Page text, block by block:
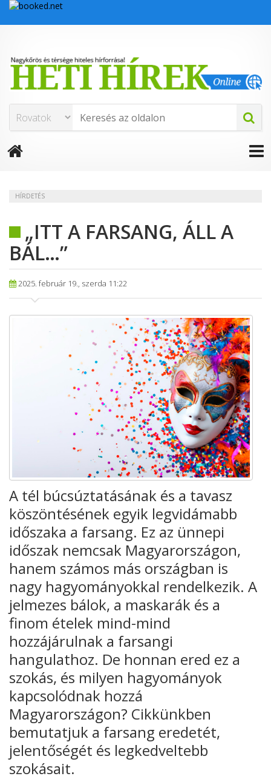
HÍRDETÉS
„ITT A FARSANG, ÁLL A
BÁL…”
2025. február 19., szerda 11:22
A tél búcsúztatásának és a tavasz
köszöntésének egyik legvidámabb
időszaka a farsang. Ez az ünnepi
időszak nemcsak Magyarországon,
hanem számos más országban is
nagy hagyományokkal rendelkezik. A
jelmezes bálok, a maskarák és a
finom ételek mind-mind
hozzájárulnak a farsangi
hangulathoz. De honnan ered ez a
szokás, és milyen hagyományok
kapcsolódnak hozzá
Magyarországon? Cikkünkben
bemutatjuk a farsang eredetét,
jelentőségét és legkedveltebb
szokásait.